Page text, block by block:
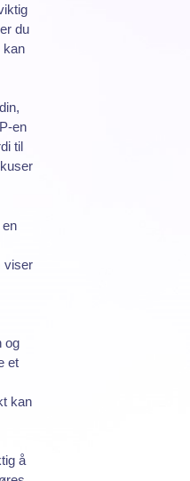
du
kan
en
til
viser
og
et
kan
å